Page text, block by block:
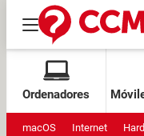
Ordenadores
macOS Internet